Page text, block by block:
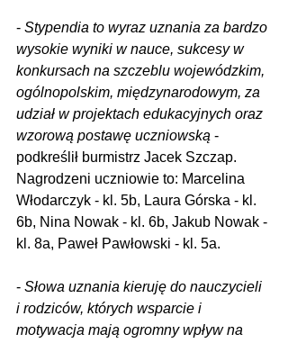
- Stypendia to wyraz uznania za bardzo
wysokie wyniki w nauce, sukcesy w
konkursach na szczeblu wojewódzkim,
ogólnopolskim, międzynarodowym, za
udział w projektach edukacyjnych oraz
wzorową postawę uczniowską -
podkreślił burmistrz Jacek Szczap.
Nagrodzeni uczniowie to: Marcelina
Włodarczyk - kl. 5b, Laura Górska - kl.
6b, Nina Nowak - kl. 6b, Jakub Nowak -
kl. 8a, Paweł Pawłowski - kl. 5a.
- Słowa uznania kieruję do nauczycieli
i rodziców, których wsparcie i
motywacja mają ogromny wpływ na